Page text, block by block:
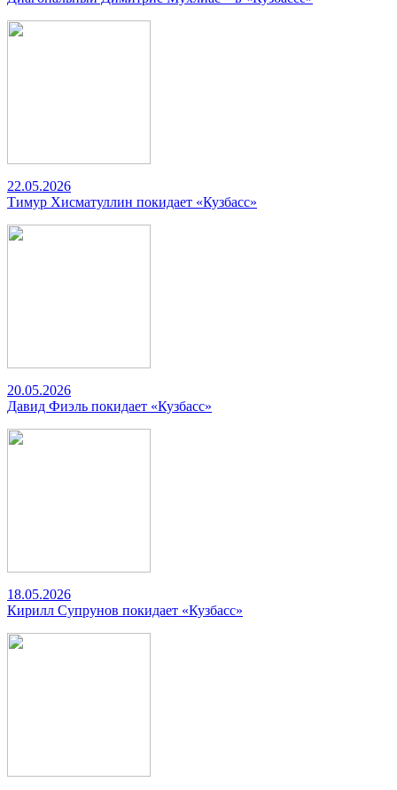
22.05.2026
Тимур Хисматуллин покидает «Кузбасс»
20.05.2026
Давид Фиэль покидает «Кузбасс»
18.05.2026
Кирилл Супрунов покидает «Кузбасс»